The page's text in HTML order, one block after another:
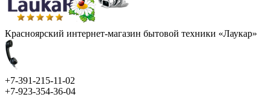
Красноярский интернет-магазин бытовой техники «Лаукар»
+7-391-215-11-02
+7-923-354-36-04